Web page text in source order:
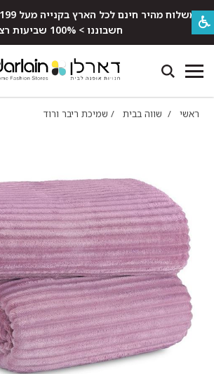
חשבוננו > 100% שביעות רצון
ראשי / שווה בבית / שמיכת ריבר ורוד